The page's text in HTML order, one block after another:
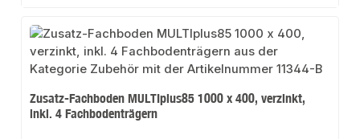
Zusatz-Fachboden MULTIplus85 1000 x 400, verzinkt,
inkl. 4 Fachbodenträgern